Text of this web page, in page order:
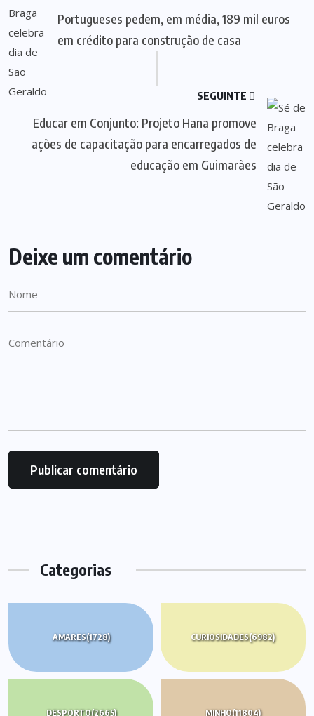
Portugueses pedem, em média, 189 mil euros
em crédito para construção de casa
SEGUINTE
Educar em Conjunto: Projeto Hana promove
ações de capacitação para encarregados de
educação em Guimarães
Deixe um comentário
Categorias
AMARES(1728) CURIOSIDADES(6982)
DESPORTO(2665) MINHO(11804)